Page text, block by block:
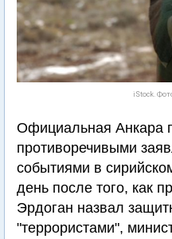
iStock.
Официальная Анкара
противоречивыми
событиями в
день после того, как
Эрдоган назвал
"террористами",